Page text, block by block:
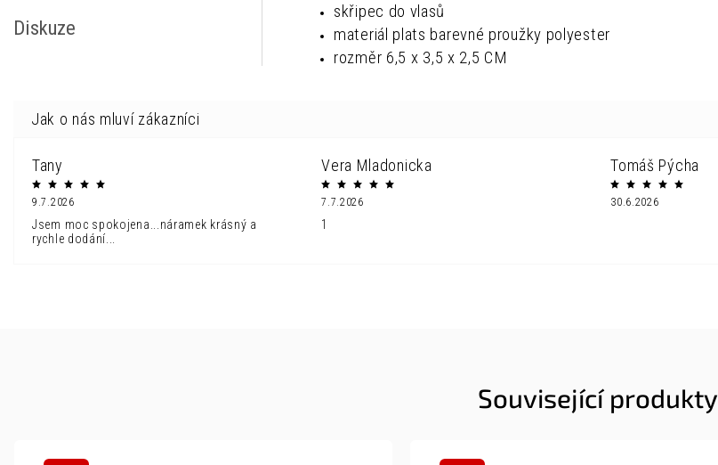
Diskuze
skřipec do vlasů
materiál plats barevné proužky polyester
rozměr 6,5 x 3,5 x 2,5 CM
Tany
9.7.2026
Jsem moc spokojena...náramek krásný a
rychle dodání...
Vera Mladonicka
7.7.2026
1
Tomáš Pýcha
30.6.2026
Související produkty